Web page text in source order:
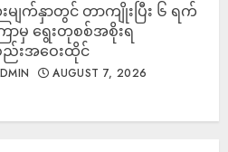
မျက်နှာတွင် တာကျိုးပြီး ၆ ရက်
ာမှ ရွေးတုစစ်အစိုးရ
းအဝေးထိုင်
AUGUST 7, 2026